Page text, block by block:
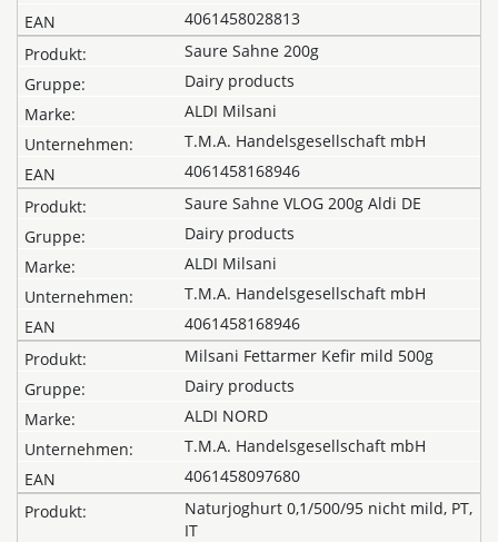
4061458028813
Saure Sahne 200g
Dairy products
ALDI Milsani
T.M.A. Handelsgesellschaft mbH
4061458168946
Saure Sahne VLOG 200g Aldi DE
Dairy products
ALDI Milsani
T.M.A. Handelsgesellschaft mbH
4061458168946
Milsani Fettarmer Kefir mild 500g
Dairy products
ALDI NORD
T.M.A. Handelsgesellschaft mbH
4061458097680
Naturjoghurt 0,1/500/95 nicht mild, PT,
IT